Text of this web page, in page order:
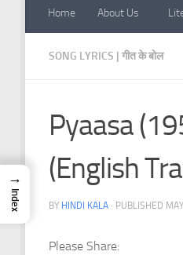
Home About Us
SONG LYRICS | गीत के बोल
Pyaasa
(English
BY HINDI KALA · PUBLISHED
Please Share:
→
Index